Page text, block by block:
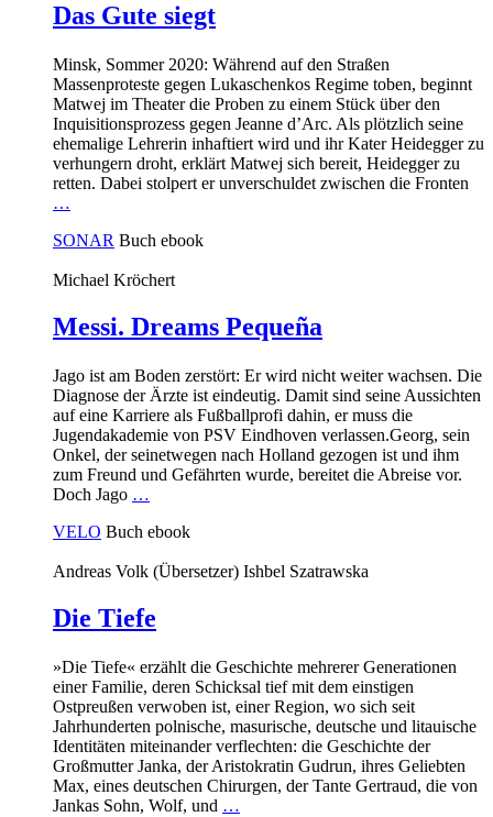
Das Gute siegt
Minsk, Sommer 2020: Während auf den Straßen
Massenproteste gegen Lukaschenkos Regime toben, beginnt
Matwej im Theater die Proben zu einem Stück über den
Inquisitionsprozess gegen Jeanne d’Arc. Als plötzlich seine
ehemalige Lehrerin inhaftiert wird und ihr Kater Heidegger zu
verhungern droht, erklärt Matwej sich bereit, Heidegger zu
retten. Dabei stolpert er unverschuldet zwischen die Fronten
…
SONAR Buch ebook
Michael Kröchert
Messi. Dreams Pequeña
Jago ist am Boden zerstört: Er wird nicht weiter wachsen. Die
Diagnose der Ärzte ist eindeutig. Damit sind seine Aussichten
auf eine Karriere als Fußballprofi dahin, er muss die
Jugendakademie von PSV Eindhoven verlassen.Georg, sein
Onkel, der seinetwegen nach Holland gezogen ist und ihm
zum Freund und Gefährten wurde, bereitet die Abreise vor.
Doch Jago …
VELO Buch ebook
Andreas Volk (Übersetzer) Ishbel Szatrawska
Die Tiefe
»Die Tiefe« erzählt die Geschichte mehrerer Generationen
einer Familie, deren Schicksal tief mit dem einstigen
Ostpreußen verwoben ist, einer Region, wo sich seit
Jahrhunderten polnische, masurische, deutsche und litauische
Identitäten miteinander verflechten: die Geschichte der
Großmutter Janka, der Aristokratin Gudrun, ihres Geliebten
Max, eines deutschen Chirurgen, der Tante Gertraud, die von
Jankas Sohn, Wolf, und …